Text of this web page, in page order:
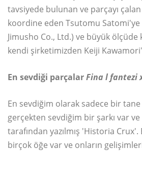
tavsiyede bulunan ve parçayı
koordine eden Tsutomu Satomi'ye
Jimusho Co., Ltd.) ve büyük ölçüde
kendi şirketimizden Keiji
En sevdiği parçalarFina l fantezi
En sevdiğim olarak sadece bir
gerçekten sevdiğim bir şarkı var ve
tarafından yazılmış 'Historia Crux'.
birçok öğe var ve onların